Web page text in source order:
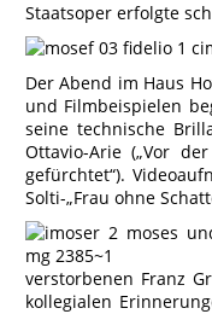
Staatsoper erfolgte
Der Abend im Haus
und Filmbeispielen
seine technische
Ottavio-Arie („Vor
gefürchtet“).
Solti-„Frau ohne
verstorbenen Franz
kollegialen